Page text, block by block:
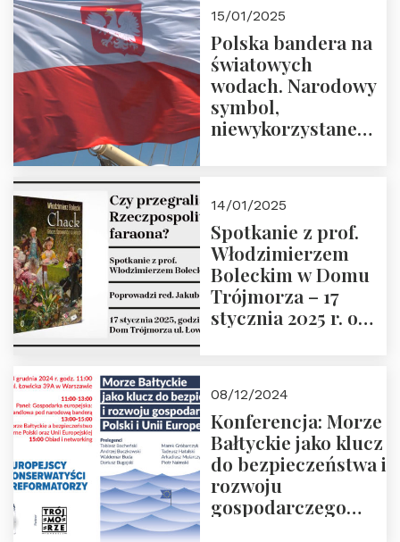
Prowadzi prof.
Zbigniew
Stawrowski
15/01/2025
Polska bandera na
światowych
wodach. Narodowy
symbol,
niewykorzystane
14/01/2025
Spotkanie z prof.
Włodzimierzem
Boleckim w Domu
Trójmorza – 17
stycznia 2025 r. o
08/12/2024
Konferencja: Morze
Bałtyckie jako klucz
do bezpieczeństwa i
rozwoju
gospodarczego